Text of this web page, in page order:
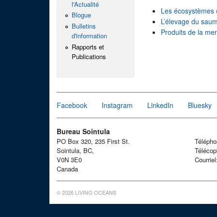
Les écosystèmes
L’élevage du
Produits de la
l'Actualité
Blogue
Bulletins
d'information
Rapports et
Publications
Facebook Instagram LinkedIn Bluesky
Bureau Sointula
PO Box 320, 235 First St.
Sointula, BC,
V0N 3E0
Canada
Courriel:
© 2026 LIVING OCEANS